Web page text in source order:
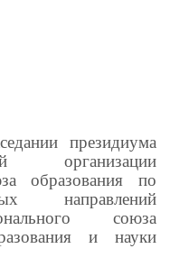
президиума
организации
образования по
направлений
союза
и науки